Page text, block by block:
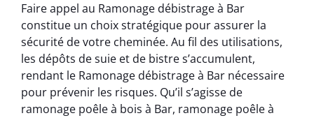
Faire appel au Ramonage débistrage à Bar
constitue un choix stratégique pour assurer la
sécurité de votre cheminée. Au fil des utilisations,
les dépôts de suie et de bistre s’accumulent,
rendant le Ramonage débistrage à Bar nécessaire
pour prévenir les risques. Qu’il s’agisse de
ramonage poêle à bois à Bar, ramonage poêle à